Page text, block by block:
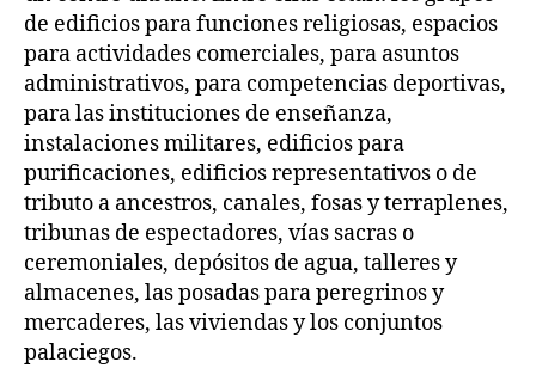
de edificios para funciones religiosas, espacios
para actividades comerciales, para asuntos
administrativos, para competencias deportivas,
para las instituciones de enseñanza,
instalaciones militares, edificios para
purificaciones, edificios representativos o de
tributo a ancestros, canales, fosas y terraplenes,
tribunas de espectadores, vías sacras o
ceremoniales, depósitos de agua, talleres y
almacenes, las posadas para peregrinos y
mercaderes, las viviendas y los conjuntos
palaciegos.